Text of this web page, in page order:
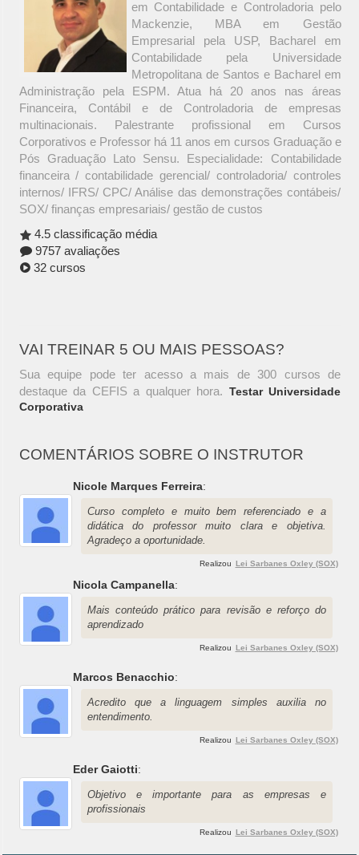
em Contabilidade e Controladoria pelo
Mackenzie, MBA em Gestão
Empresarial pela USP, Bacharel em
Contabilidade pela Universidade
Metropolitana de Santos e Bacharel em
Administração pela ESPM. Atua há 20 anos nas áreas
Financeira, Contábil e de Controladoria de empresas
multinacionais. Palestrante profissional em Cursos
Corporativos e Professor há 11 anos em cursos Graduação e
Pós Graduação Lato Sensu. Especialidade: Contabilidade
financeira / contabilidade gerencial/ controladoria/ controles
internos/ IFRS/ CPC/ Análise das demonstrações contábeis/
SOX/ finanças empresariais/ gestão de custos
4.5 classificação média
9757 avaliações
32 cursos
VAI TREINAR 5 OU MAIS PESSOAS?
Sua equipe pode ter acesso a mais de 300 cursos de
destaque da CEFIS a qualquer hora. Testar Universidade
Corporativa
COMENTÁRIOS SOBRE O INSTRUTOR
Nicole Marques Ferreira:
Curso completo e muito bem referenciado e a
didática do professor muito clara e objetiva.
Agradeço a oportunidade.
Realizou Lei Sarbanes Oxley (SOX)
Nicola Campanella:
Mais conteúdo prático para revisão e reforço do
aprendizado
Realizou Lei Sarbanes Oxley (SOX)
Marcos Benacchio:
Acredito que a linguagem simples auxilia no
entendimento.
Realizou Lei Sarbanes Oxley (SOX)
Eder Gaiotti:
Objetivo e importante para as empresas e
profissionais
Realizou Lei Sarbanes Oxley (SOX)